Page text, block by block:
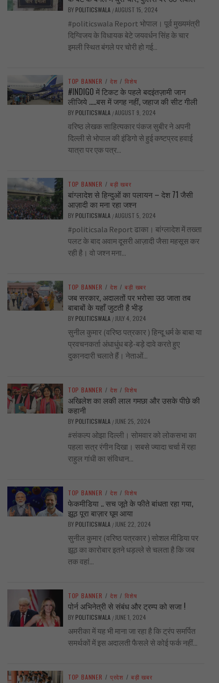
BY POLITICSWALA /AUGUST 15, 2024
#politicswala Report भोपाल। पूर्व मुख्यमंत्री
दिग्विजय के विधायक बेटे जयवर्धन सिंह के चार
इमली स्थित बंगले पर चोरी हो गई...
TOP BANNER / देश / विशेष
#INDIGO में टिकट के पहले बदइंतज़ामी जान
लीजिये …..बस में जगह नहीं, जहाज की सीट गीली
BY POLITICSWALA /AUGUST 9, 2024
वरिष्ठ लेखक साहित्यकार पंकज सुबीर ने अपनी
दिल्ली से भोपाल की इंडिगो से हुई कष्टप्रद हवाई
यात्रा पर एक पत्र...
TOP BANNER / बड़ी खबर
बांग्लादेश से हिन्दुओं का पलायन – देश 71 जैसी
आज़ादी का मना रहा जश्न
BY POLITICSWALA /AUGUST 5, 2024
#politicsala Report ढाका। बांग्लादेश में तख्ता
पलट के बाद अवाम दूसरी आज़ादी जैसा महसूस कर
रही है। वो जश्न मना...
TOP BANNER / देश / बड़ी खबर
जब सरकार, अदालतों पर भरोसा उठ जाता तब
बाबाबों के यहाँ जुटती है भीड़
BY POLITICSWALA /JULY 4, 2024
सुनील कुमार (वरिष्ठ पत्रकार ) हिन्दू धर्म के बाबा या
प्रवचनकर्ता अंधाधुंध बड़े-बड़े दावे करते हुए
दुकानदारी चलाते हैं। नेताओं...
TOP BANNER / देश / विशेष
अखिलेश का लकी लाल गमछा और उसके पीछे की
कहानी
BY POLITICSWALA /JUNE 25, 2024
#संकल्प ओझा दिल्ली। सोमवार को लोकसभा का
पहला सत्र रंगीन दिखा। सबसे ज्यादा चर्चा में रहा
राहुल गांधी का संविधान...
TOP BANNER / देश / विशेष
फेकमीडिया .. सच जूते के फीते बांधता रहा गया,
झूठ पूरा बाज़ार घूम आया
BY POLITICSWALA /JUNE 22, 2024
सुनील कुमार (वरिष्ठ पत्रकार ) सोशल मीडिया पर
झूठ का कारोबार इतने धड़ल्ले से चलता है कि जब
तक वहां...
TOP BANNER / देश / विशेष
पोर्न अभिनेत्री से संबंध और ट्रम्प को सजा !
BY POLITICSWALA /JUNE 1, 2024
अमरीका में यह भी माना जा रहा है कि ट्रंप समर्पित
समर्थकों में इस अदालती फैसले से कोई फर्क नहीं...
TOP BANNER / प्रदेश / बड़ी खबर